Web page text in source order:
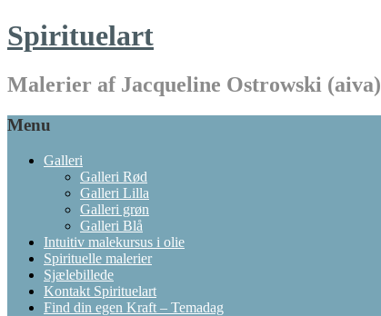
Spirituelart
Malerier af Jacqueline Ostrowski (aiva)
Menu
Galleri
Galleri Rød
Galleri Lilla
Galleri grøn
Galleri Blå
Intuitiv malekursus i olie
Spirituelle malerier
Sjælebillede
Kontakt Spirituelart
Find din egen Kraft – Temadag